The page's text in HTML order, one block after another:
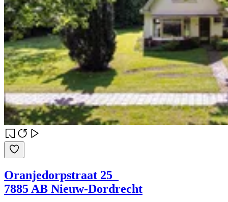
Oranjedorpstraat 25
7885 AB Nieuw-Dordrecht